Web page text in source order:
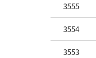
3555
3554
3553